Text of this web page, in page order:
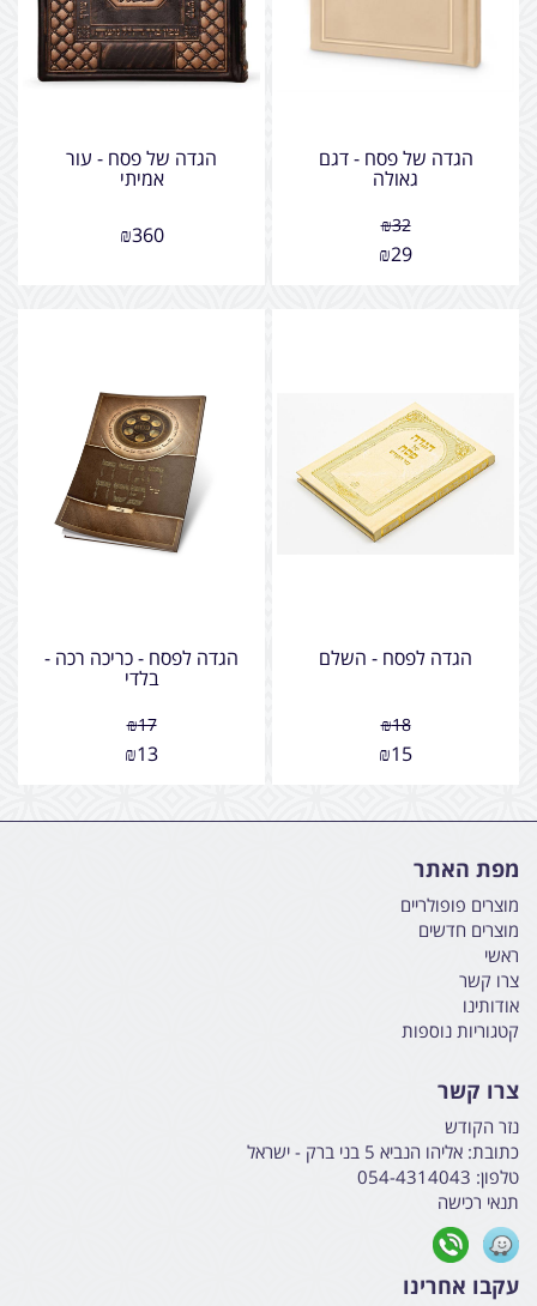
הגדה של פסח - דגם
גאולה
₪32
₪29
הגדה של פסח - עור
אמיתי
₪360
הגדה לפסח - השלם
₪18
₪15
הגדה לפסח - כריכה רכה -
בלדי
₪17
₪13
מפת האתר
מוצרים פופולריים
מוצרים חדשים
ראשי
צרו קשר
אודותינו
קטגוריות נוספות
צרו קשר
נזר הקודש
כתובת: אליהו הנביא 5 בני ברק - ישראל
טלפון: 054-4314043
תנאי רכישה
עקבו אחרינו